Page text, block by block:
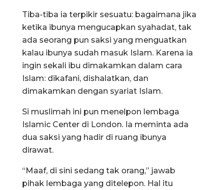
Tiba-tiba ia terpikir sesuatu: bagaimana jika
ketika ibunya mengucapkan syahadat, tak
ada seorang pun saksi yang menguatkan
kalau ibunya sudah masuk Islam. Karena ia
ingin sekali ibu dimakamkan dalam cara
Islam: dikafani, dishalatkan, dan
dimakamkan dengan syariat Islam.
Si muslimah ini pun menelpon lembaga
Islamic Center di London. Ia meminta ada
dua saksi yang hadir di ruang ibunya
dirawat.
“Maaf, di sini sedang tak orang,” jawab
pihak lembaga yang ditelepon. Hal itu